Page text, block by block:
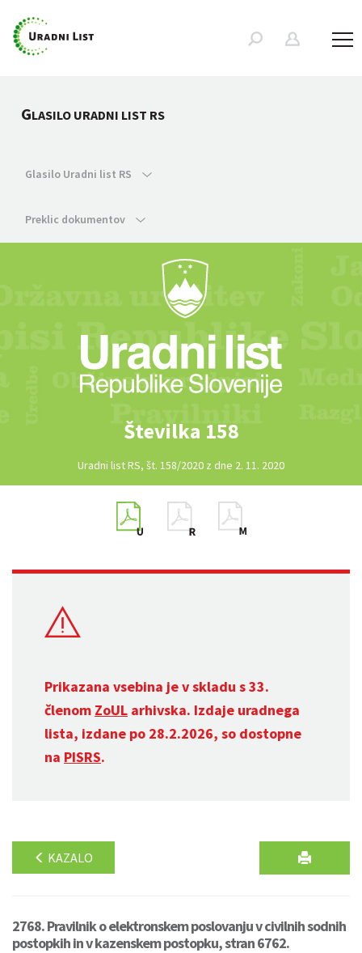
GLASILO URADNI LIST RS
Glasilo Uradni list RS
Preklic dokumentov
Številka 158
Uradni list RS, št. 158/2020 z dne 2. 11. 2020
Prikazana vsebina je v skladu s 33.
členom ZoUL arhivska. Izdaje uradnega
lista, izdane po 28.2.2026, so dostopne
na PISRS.
KAZALO
2768. Pravilnik o elektronskem poslovanju v civilnih sodnih
postopkih in v kazenskem postopku, stran 6762.